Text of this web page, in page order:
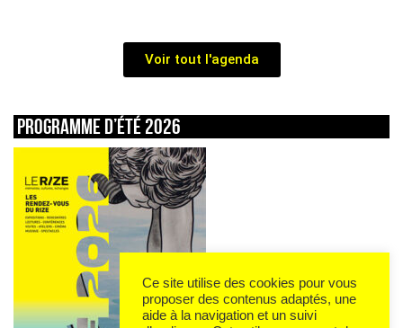
Voir tout l'agenda
Programme d’été 2026
Ce site utilise des cookies pour vous
proposer des contenus adaptés, une
aide à la navigation et un suivi